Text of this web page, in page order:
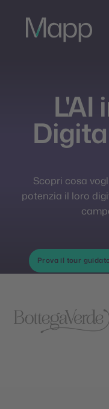
L'AI
Scopri cosa
potenzia il loro
Prova il tour